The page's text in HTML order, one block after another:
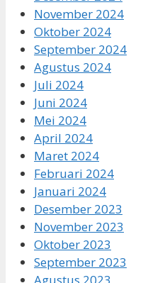
November 2024
Oktober 2024
September 2024
Agustus 2024
Juli 2024
Juni 2024
Mei 2024
April 2024
Maret 2024
Februari 2024
Januari 2024
Desember 2023
November 2023
Oktober 2023
September 2023
Agustus 2023